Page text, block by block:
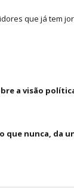
que já tem
a visão
que nunca, da